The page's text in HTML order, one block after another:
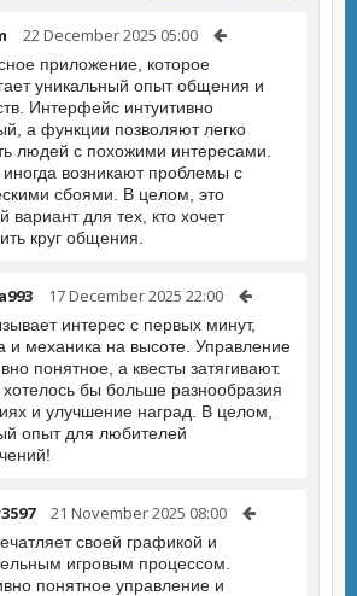
22 December 2025 05:00
приложение, которое
уникальный опыт общения и
Интерфейс интуитивно
а функции позволяют легко
людей с похожими интересами.
возникают проблемы с
сбоями. В целом, это
вариант для тех, кто хочет
круг общения.
17 December 2025 22:00
интерес с первых минут,
и механика на высоте. Управление
понятное, а квесты затягивают.
бы больше разнообразия
и улучшение наград. В целом,
опыт для любителей
21 November 2025 08:00
своей графикой и
игровым процессом.
понятное управление и